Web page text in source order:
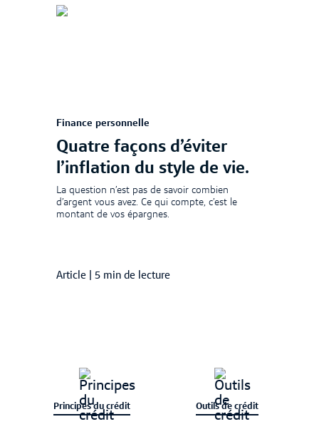
Finance personnelle
Quatre façons d’éviter
l’inflation du style de vie.
La question n’est pas de savoir combien
d’argent vous avez. Ce qui compte, c’est le
montant de vos épargnes.
Article 5 min de lecture
Principes du crédit Outils de crédit